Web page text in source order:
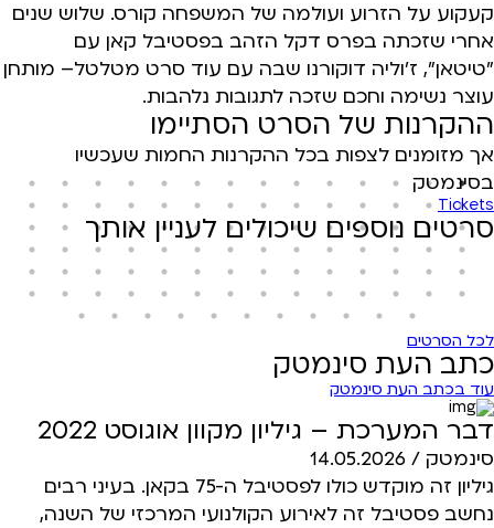
קעקוע על הזרוע ועולמה של המשפחה קורס. שלוש שנים
אחרי שזכתה בפרס דקל הזהב בפסטיבל קאן עם
"טיטאן", ז'וליה דוקורנו שבה עם עוד סרט מטלטל– מותחן
עוצר נשימה וחכם שזכה לתגובות נלהבות.
ההקרנות של הסרט הסתיימו
אך מזומנים לצפות בכל ההקרנות החמות שעכשיו
בסינמטק
Tickets
סרטים נוספים שיכולים לעניין אותך
לכל הסרטים
כתב העת סינמטק
עוד בכתב העת סינמטק
דבר המערכת – גיליון מקוון אוגוסט 2022
סינמטק / 14.05.2026
גיליון זה מוקדש כולו לפסטיבל ה-75 בקאן. בעיני רבים
נחשב פסטיבל זה לאירוע הקולנועי המרכזי של השנה,